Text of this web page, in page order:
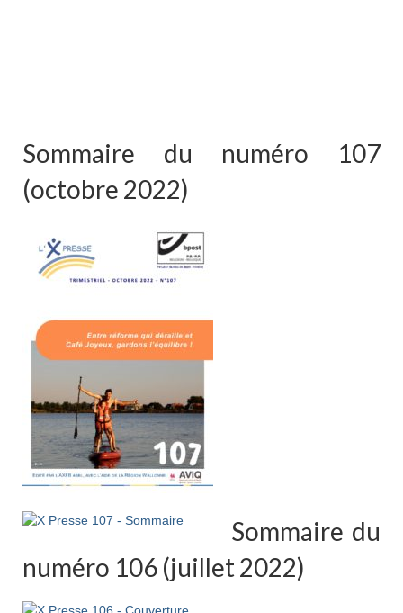
Sommaire du numéro 107
(octobre 2022)
Sommaire du
numéro 106 (juillet 2022)